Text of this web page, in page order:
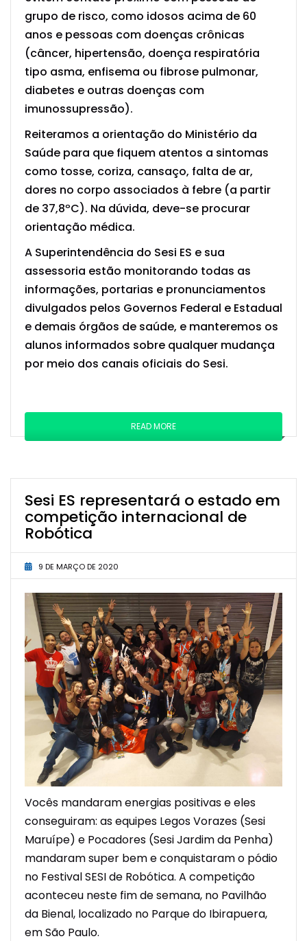
grupo de risco, como idosos acima de 60
anos e pessoas com doenças crônicas
(câncer, hipertensão, doença respiratória
tipo asma, enfisema ou fibrose pulmonar,
diabetes e outras doenças com
imunossupressão).
Reiteramos a orientação do Ministério da
Saúde para que fiquem atentos a sintomas
como tosse, coriza, cansaço, falta de ar,
dores no corpo associados à febre (a partir
de 37,8ºC). Na dúvida, deve-se procurar
orientação médica.
A Superintendência do Sesi ES e sua
assessoria estão monitorando todas as
informações, portarias e pronunciamentos
divulgados pelos Governos Federal e Estadual
e demais órgãos de saúde, e manteremos os
alunos informados sobre qualquer mudança
por meio dos canais oficiais do Sesi.
READ MORE
Sesi ES representará o estado em
competição internacional de
Robótica
9 DE MARÇO DE 2020
Vocês mandaram energias positivas e eles
conseguiram: as equipes Legos Vorazes (Sesi
Maruípe) e Pocadores (Sesi Jardim da Penha)
mandaram super bem e conquistaram o pódio
no Festival SESI de Robótica. A competição
aconteceu neste fim de semana, no Pavilhão
da Bienal, localizado no Parque do Ibirapuera,
em São Paulo.